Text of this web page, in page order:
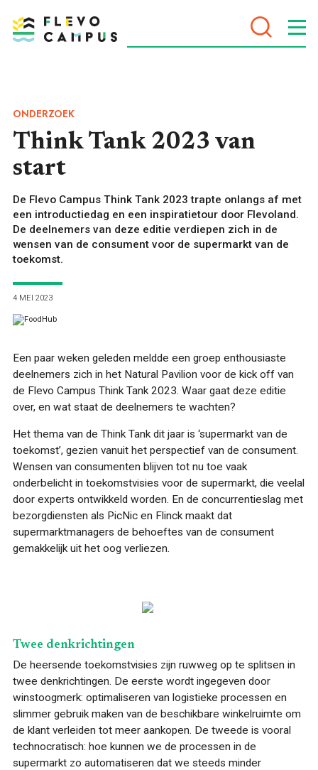
PROGRAMMA’S
OVER
ONDERZOEK
Think Tank 2023 van
start
De Flevo Campus Think Tank 2023 trapte onlangs af met
een introductiedag en een inspiratietour door Flevoland.
De deelnemers van deze editie verdiepen zich in de
wensen van de consument voor de supermarkt van de
toekomst.
4 MEI 2023
Een paar weken geleden meldde een groep enthousiaste
deelnemers zich in het Natural Pavilion voor de kick off van
de Flevo Campus Think Tank 2023. Waar gaat deze editie
over, en wat staat de deelnemers te wachten?
Het thema van de Think Tank dit jaar is ‘supermarkt van de
toekomst’, gezien vanuit het perspectief van de consument.
Wensen van consumenten blijven tot nu toe vaak
onderbelicht in toekomstvisies voor de supermarkt, die veelal
door experts ontwikkeld worden. En de concurrentieslag met
bezorgdiensten als PicNic en Flinck maakt dat
supermarktmanagers de behoeftes van de consument
gemakkelijk uit het oog verliezen.
Twee denkrichtingen
De heersende toekomstvisies zijn ruwweg op te splitsen in
twee denkrichtingen. De eerste wordt ingegeven door
winstoogmerk: optimaliseren van logistieke processen en
slimmer gebruik maken van de beschikbare winkelruimte om
de klant verleiden tot meer aankopen. De tweede is vooral
technocratisch: hoe kunnen we de processen in de
supermarkt zo automatiseren dat we steeds minder